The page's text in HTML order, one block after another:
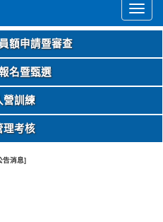
額申請暨審查
名暨甄選
營訓練
理考核
告消息]